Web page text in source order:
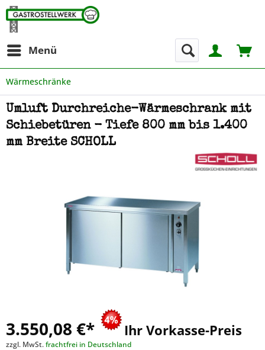
Menü
Wärmeschränke
Umluft Durchreiche-Wärmeschrank mit
Schiebetüren - Tiefe 800 mm bis 1.400
mm Breite SCHOLL
3.550,08 €* Ihr Vorkasse-Preis
zzgl. MwSt.frachtfrei in Deutschland